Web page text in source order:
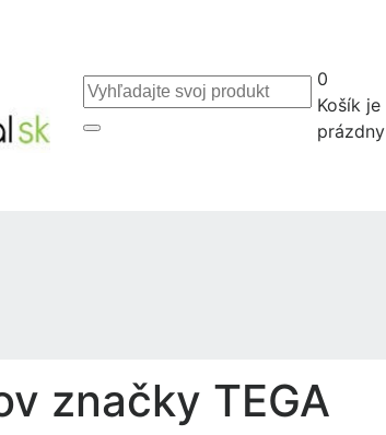
0
Košík je
prázdny
značky TEGA